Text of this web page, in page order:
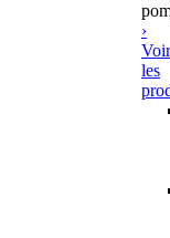
›
Voir
les